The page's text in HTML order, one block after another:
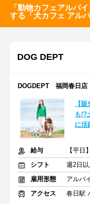
「動物カフェアルバ
する「犬カフェ アル
DOG DEPT
DOGDEPT 福岡春日店
【
も!?
に活
給与
シフト
雇用形態
アルバ
アクセス
春日駅